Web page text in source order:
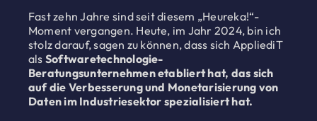
Fast zehn Jahre sind seit diesem „Heureka!“-
Moment vergangen. Heute, im Jahr 2024, bin ich
stolz darauf, sagen zu können, dass sich AppliediT
als Softwaretechnologie-
Beratungsunternehmen etabliert hat, das sich
auf die Verbesserung und Monetarisierung von
Daten im Industriesektor spezialisiert hat.